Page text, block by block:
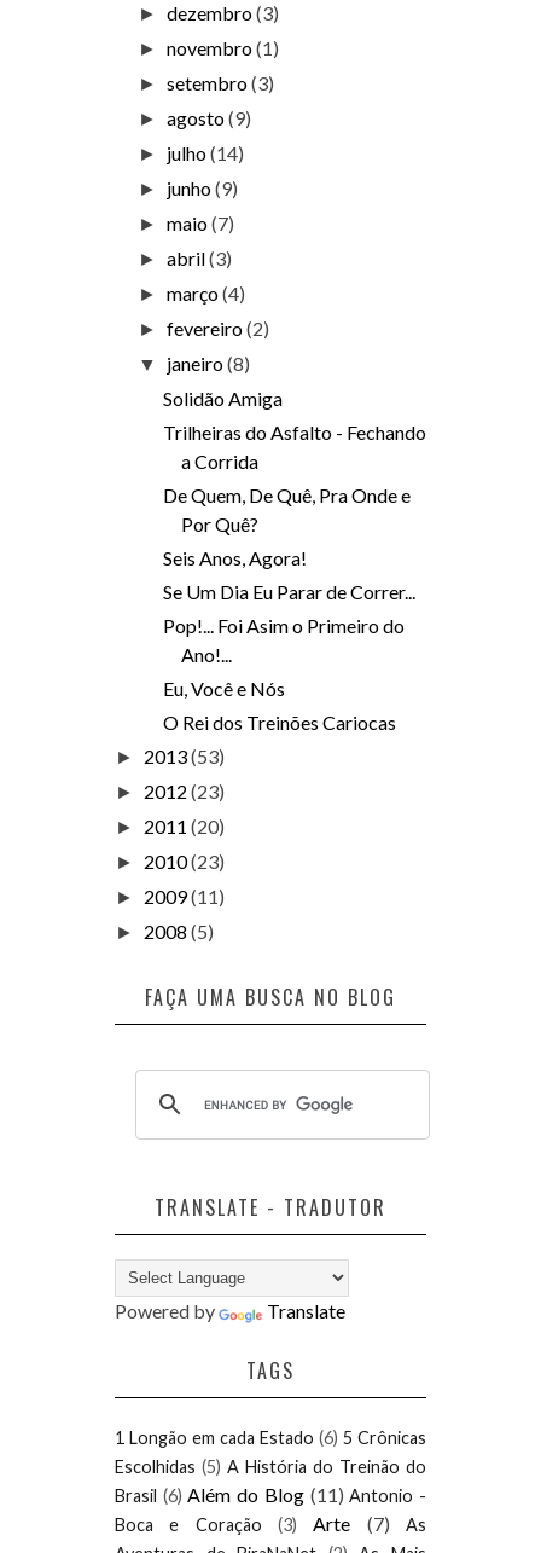
►dezembro(3)
►novembro(1)
►setembro(3)
►agosto(9)
► julho(14)
► junho(9)
►maio(7)
►abril(3)
►março(4)
►fevereiro(2)
▼ janeiro(8)
Solidão Amiga
Trilheiras do Asfalto - Fechando
a Corrida
De Quem, De Quê, Pra Onde e
Por Quê?
Seis Anos, Agora!
Se Um Dia Eu Parar de Correr...
Pop!... Foi Asim o Primeiro do
Ano!...
Eu, Você e Nós
O Rei dos Treinões Cariocas
► 2013(53)
► 2012 (23)
► 2011 (20)
► 2010(23)
► 2009(11)
► 2008 (5)
FAÇA UMA BUSCA NO BLOG
TRANSLATE - TRADUTOR
Powered by Translate
TAGS
1 Longão em cada Estado (6) 5 Crônicas
Escolhidas (5) A História do Treinão do
Brasil (6) Além do Blog (11) Antonio -
Boca e Coração
(3) Arte (7)
As